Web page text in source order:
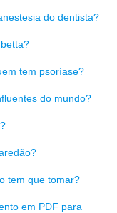
do dentista?
tem psoríase?
do mundo?
tem que tomar?
em PDF para